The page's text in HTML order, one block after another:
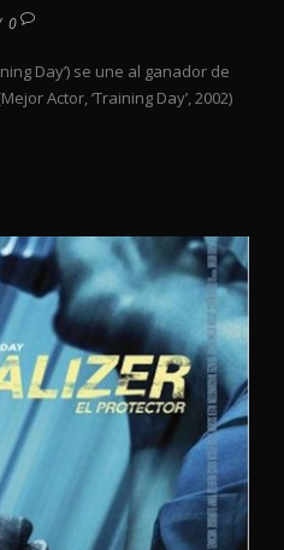
0
Day’) se une al ganador de
Actor, ‘Training Day’, 2002)